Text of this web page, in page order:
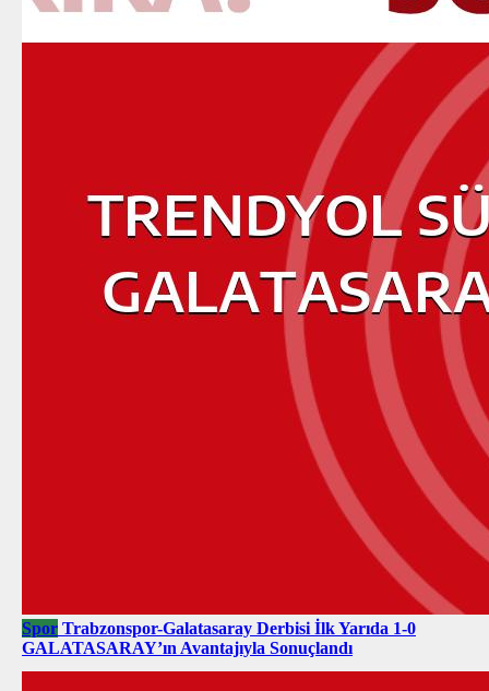
Spor Trabzonspor-Galatasaray Derbisi İlk Yarıda 1-0
GALATASARAY’ın Avantajıyla Sonuçlandı